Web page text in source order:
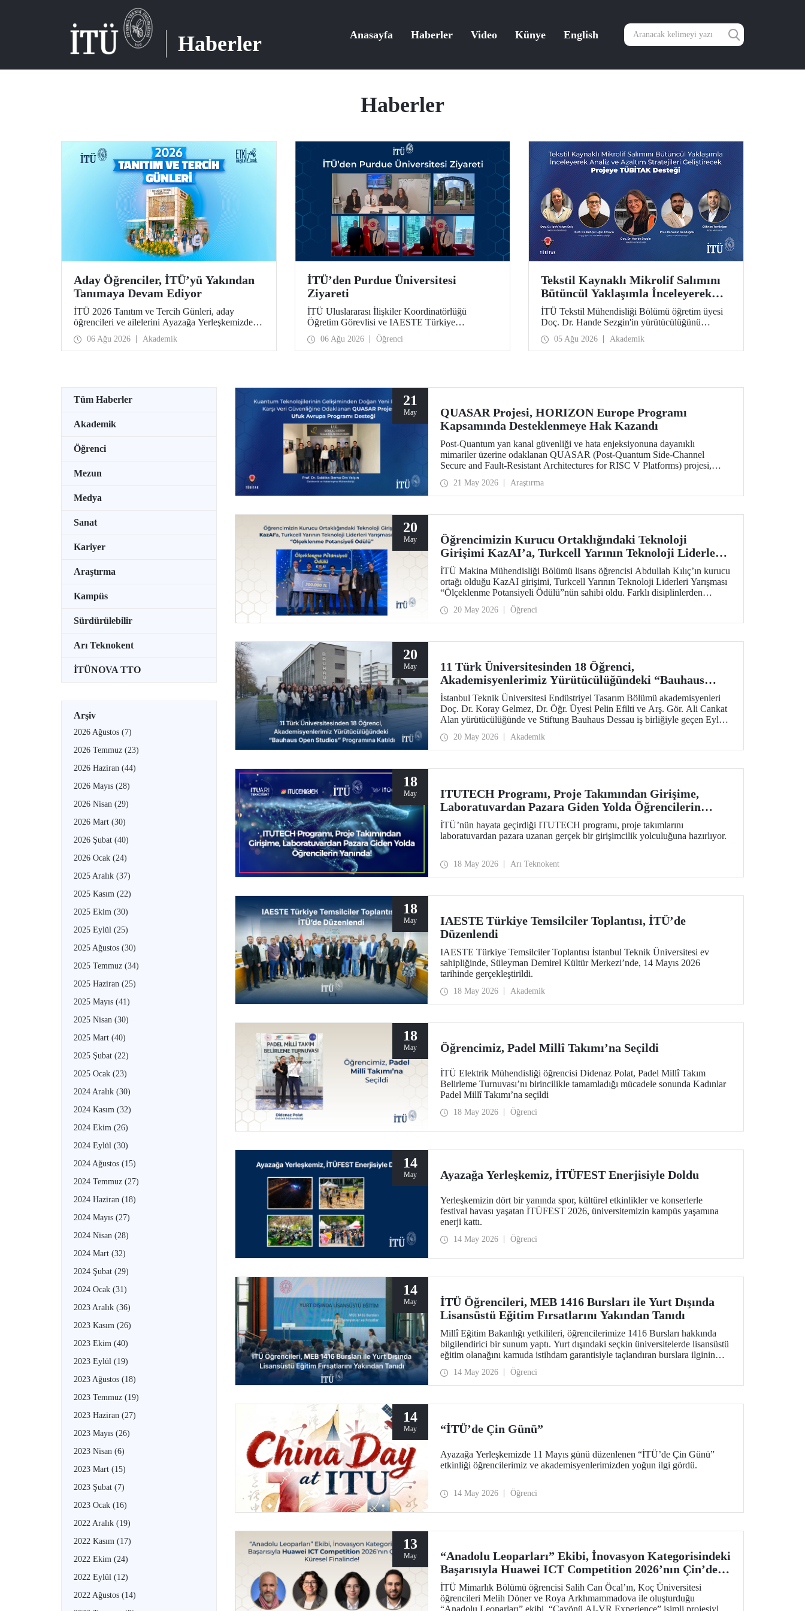
Haberler Anasayfa Haberler Video Künye English
Haberler
Aday Öğrenciler, İTÜ’yü Yakından
Tanımaya Devam Ediyor
İTÜ 2026 Tanıtım ve Tercih Günleri, aday
öğrencileri ve ailelerini Ayazağa Yerleşkemizde
ağırlamaya devam ediyor. Tanıtım ve Tercih
Günleri 7 Ağustos’ta tamamlanacak, ilgili fakülte
ve birimler adaylara bilgi vermeye devam edecek.
06 Ağu 2026 Akademik
İTÜ’den Purdue Üniversitesi
Ziyareti
İTÜ Uluslararası İlişkiler Koordinatörlüğü
Öğretim Görevlisi ve IAESTE Türkiye
Sorumlusu Cahit Okan, akademik ilişkileri ve iş
birliğini geliştirmek amacıyla 20-27 Temmuz
tarihlerinde ABD’de dünyanın önde gelen
06 Ağu 2026 Öğrenci
Tekstil Kaynaklı Mikrolif Salımını
Bütüncül Yaklaşımla İnceleyerek
Analiz ve Azaltım Stratejileri
Geliştirecek Projeye TÜBİTAK
Desteği
İTÜ Tekstil Mühendisliği Bölümü öğretim üyesi
Doç. Dr. Hande Sezgin'in yürütücülüğünü
üstlendiği “Sürdürülebilir Pamuk ve Polyester
Esaslı Tekstil Ürünlerinde Kullanım Koşullarına
Bağlı Mikrolif Salımı: Aşınma, UV Maruziyeti ve
proje, TÜBİTAK 2515 – COST Aksiyon Üyeleri
desteklenmeye hak kazandı.
05 Ağu 2026 Akademik
Tüm Haberler
Akademik
Öğrenci
Mezun
Medya
Sanat
Kariyer
Araştırma
Kampüs
Sürdürülebilir
Arı Teknokent
İTÜNOVA TTO
Arşiv
2026 Ağustos (7)
2026 Temmuz (23)
2026 Haziran (44)
2026 Mayıs (28)
2026 Nisan (29)
2026 Mart (30)
2026 Şubat (40)
2026 Ocak (24)
2025 Aralık (37)
2025 Kasım (22)
2025 Ekim (30)
2025 Eylül (25)
2025 Ağustos (30)
2025 Temmuz (34)
2025 Haziran (25)
2025 Mayıs (41)
2025 Nisan (30)
2025 Mart (40)
2025 Şubat (22)
2025 Ocak (23)
2024 Aralık (30)
2024 Kasım (32)
2024 Ekim (26)
2024 Eylül (30)
2024 Ağustos (15)
2024 Temmuz (27)
2024 Haziran (18)
2024 Mayıs (27)
2024 Nisan (28)
2024 Mart (32)
2024 Şubat (29)
2024 Ocak (31)
2023 Aralık (36)
2023 Kasım (26)
2023 Ekim (40)
2023 Eylül (19)
2023 Ağustos (18)
2023 Temmuz (19)
2023 Haziran (27)
2023 Mayıs (26)
2023 Nisan (6)
2023 Mart (15)
2023 Şubat (7)
2023 Ocak (16)
2022 Aralık (19)
2022 Kasım (17)
2022 Ekim (24)
2022 Eylül (12)
2022 Ağustos (14)
21
May
QUASAR Projesi, HORIZON Europe Programı
Kapsamında Desteklenmeye Hak Kazandı
Post-Quantum yan kanal güvenliği ve hata enjeksiyonuna dayanıklı
mimariler üzerine odaklanan QUASAR (Post-Quantum Side-Channel
Secure and Fault-Resistant Architectures for RISC V Platforms) projesi,
hak kazandı.
21 May 2026 Araştırma
20
May
Öğrencimizin Kurucu Ortaklığındaki Teknoloji
Girişimi KazAI’a, Turkcell Yarının Teknoloji Liderleri
Yarışmasında “Ölçeklenme Potansiyeli Ödülü”
İTÜ Makina Mühendisliği Bölümü lisans öğrencisi Abdullah Kılıç’ın kurucu
ortağı olduğu KazAI girişimi, Turkcell Yarının Teknoloji Liderleri Yarışması
“Ölçeklenme Potansiyeli Ödülü”nün sahibi oldu. Farklı disiplinlerden
öğrenciler, girişimlerinde yapay zekâ, yazılım ve mühendislik alanlarını bir
araya getirdi.
20 May 2026 Öğrenci
20
May
11 Türk Üniversitesinden 18 Öğrenci,
Akademisyenlerimiz Yürütücülüğündeki “Bauhaus
Open Studios” Programına Katıldı
İstanbul Teknik Üniversitesi Endüstriyel Tasarım Bölümü akademisyenleri
Doç. Dr. Koray Gelmez, Dr. Öğr. Üyesi Pelin Efilti ve Arş. Gör. Ali Cankat
Alan yürütücülüğünde ve Stiftung Bauhaus Dessau iş birliğiyle geçen Eylül
20 May 2026 Akademik
18
May
ITUTECH Programı, Proje Takımından Girişime,
Laboratuvardan Pazara Giden Yolda Öğrencilerin
Yanında
İTÜ’nün hayata geçirdiği ITUTECH programı, proje takımlarını
laboratuvardan pazara uzanan gerçek bir girişimcilik yolculuğuna hazırlıyor.
18 May 2026 Arı Teknokent
18
May
IAESTE Türkiye Temsilciler Toplantısı, İTÜ’de
Düzenlendi
IAESTE Türkiye Temsilciler Toplantısı İstanbul Teknik Üniversitesi ev
sahipliğinde, Süleyman Demirel Kültür Merkezi’nde, 14 Mayıs 2026
tarihinde gerçekleştirildi.
18 May 2026 Akademik
18
May Öğrencimiz, Padel Millî Takımı’na Seçildi
İTÜ Elektrik Mühendisliği öğrencisi Didenaz Polat, Padel Millî Takım
Belirleme Turnuvası’nı birincilikle tamamladığı mücadele sonunda Kadınlar
Padel Millî Takımı’na seçildi
18 May 2026 Öğrenci
14
May Ayazağa Yerleşkemiz, İTÜFEST Enerjisiyle Doldu
Yerleşkemizin dört bir yanında spor, kültürel etkinlikler ve konserlerle
festival havası yaşatan İTÜFEST 2026, üniversitemizin kampüs yaşamına
enerji kattı.
14 May 2026 Öğrenci
14
May
İTÜ Öğrencileri, MEB 1416 Bursları ile Yurt Dışında
Lisansüstü Eğitim Fırsatlarını Yakından Tanıdı
Millî Eğitim Bakanlığı yetkilileri, öğrencilerimize 1416 Bursları hakkında
bilgilendirici bir sunum yaptı. Yurt dışındaki seçkin üniversitelerde lisansüstü
eğitim olanağını kamuda istihdam garantisiyle taçlandıran burslara ilginin
artırılmasını amaçlayan etkinlikte soru-cevap oturumu da düzenlendi.
14 May 2026 Öğrenci
14
May “İTÜ’de Çin Günü”
Ayazağa Yerleşkemizde 11 Mayıs günü düzenlenen “İTÜ’de Çin Günü”
etkinliği öğrencilerimiz ve akademisyenlerimizden yoğun ilgi gördü.
14 May 2026 Öğrenci
13
May
“Anadolu Leoparları” Ekibi, İnovasyon Kategorisindeki
Başarısıyla Huawei ICT Competition 2026’nın Çin’deki
Küresel Finalinde!
İTÜ Mimarlık Bölümü öğrencisi Salih Can Öcal’ın, Koç Üniversitesi
öğrencileri Melih Döner ve Roya Arkhmammadova ile oluşturduğu
“Anadolu Leoparları” ekibi, “Çayönü AI-VR Experience” isimli projesiyle